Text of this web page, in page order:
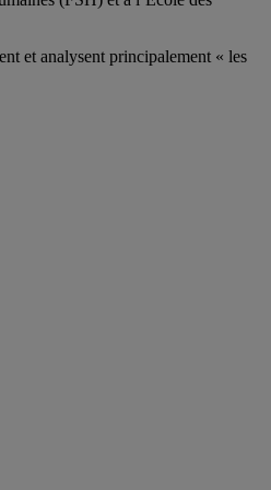
et analysent principalement « les